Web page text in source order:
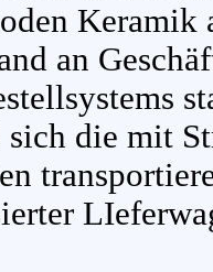
Keramik
an
die mit